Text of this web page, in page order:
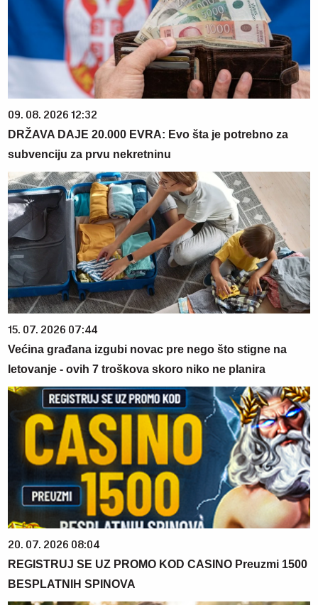
09. 08. 2026 12:32
DRŽAVA DAJE 20.000 EVRA: Evo šta je potrebno za
subvenciju za prvu nekretninu
15. 07. 2026 07:44
Većina građana izgubi novac pre nego što stigne na
letovanje - ovih 7 troškova skoro niko ne planira
20. 07. 2026 08:04
REGISTRUJ SE UZ PROMO KOD CASINO Preuzmi 1500
BESPLATNIH SPINOVA